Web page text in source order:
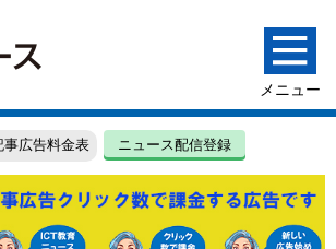
事広告料金表 ニュース配信登録